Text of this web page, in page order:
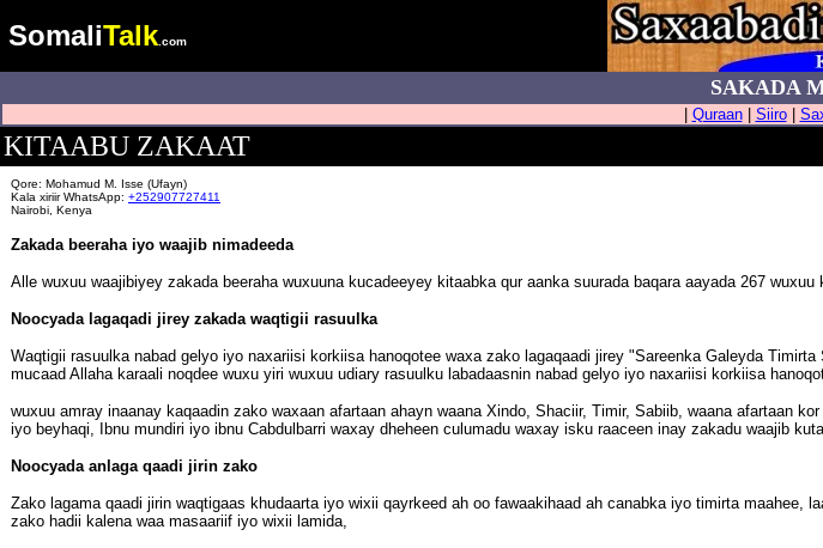
SomaliTalk .com
SAKADA
Quraan| Siiro|
KITAABU ZAKAAT
Qore: Mohamud M. Isse (Ufayn)
Kala xiriir WhatsApp: +252907727411
Nairobi, Kenya
Zakada beeraha iyo waajib nimadeeda
Alle wuxuu waajibiyey zakada beeraha wuxuuna kucadeeyey kitaabka qur aanka suurada baqara aayada 267
Noocyada lagaqadi jirey zakada waqtigii rasuulka
Waqtigii rasuulka nabad gelyo iyo naxariisi korkiisa hanoqotee waxa zako lagaqaadi jirey "Sareenka Galeyda
mucaad Allaha karaali noqdee wuxu yiri wuxuu udiary rasuulku labadaasnin nabad gelyo iyo naxariisi korkiisa
wuxuu amray inaanay kaqaadin zako waxaan afartaan ahayn waana Xindo, Shaciir, Timir, Sabiib, waana afartaan
iyo beyhaqi, Ibnu mundiri iyo ibnu Cabdulbarri waxay dheheen culumadu waxay isku raaceen inay zakadu waajib
Noocyada anlaga qaadi jirin zako
Zako lagama qaadi jirin waqtigaas khudaarta iyo wixii qayrkeed ah oo fawaakihaad ah canabka iyo timirta maahee,
zako hadii kalena waa masaariif iyo wixii lamida,